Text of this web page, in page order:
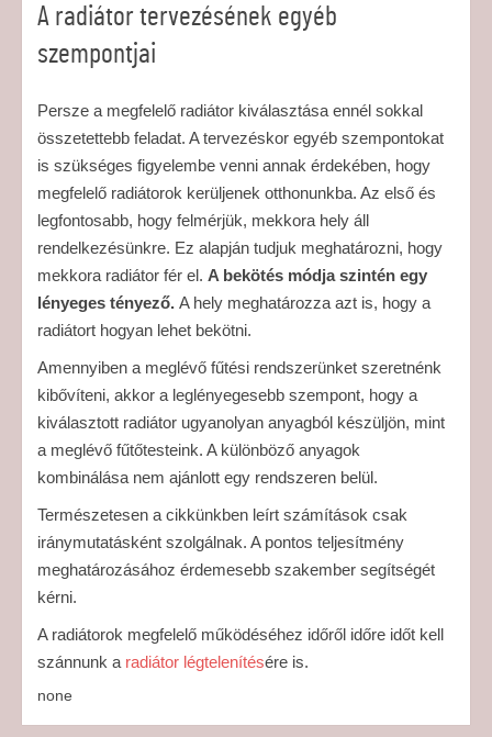
A radiátor tervezésének egyéb
szempontjai
Persze a megfelelő radiátor kiválasztása ennél sokkal
összetettebb feladat. A tervezéskor egyéb szempontokat
is szükséges figyelembe venni annak érdekében, hogy
megfelelő radiátorok kerüljenek otthonunkba. Az első és
legfontosabb, hogy felmérjük, mekkora hely áll
rendelkezésünkre. Ez alapján tudjuk meghatározni, hogy
mekkora radiátor fér el. A bekötés módja szintén egy
lényeges tényező. A hely meghatározza azt is, hogy a
radiátort hogyan lehet bekötni.
Amennyiben a meglévő fűtési rendszerünket szeretnénk
kibővíteni, akkor a leglényegesebb szempont, hogy a
kiválasztott radiátor ugyanolyan anyagból készüljön, mint
a meglévő fűtőtesteink. A különböző anyagok
kombinálása nem ajánlott egy rendszeren belül.
Természetesen a cikkünkben leírt számítások csak
iránymutatásként szolgálnak. A pontos teljesítmény
meghatározásához érdemesebb szakember segítségét
kérni.
A radiátorok megfelelő működéséhez időről időre időt kell
szánnunk a radiátor légtelenítésére is.
none